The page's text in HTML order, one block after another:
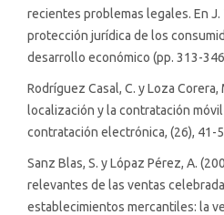
recientes problemas legales. En J.
protección jurídica de los
desarrollo económico (pp. 313-
Rodríguez Casal, C. y Loza
localización y la contratación móvil
contratación electrónica, (26), 41-
Sanz Blas, S. y Lópaz Pérez, A.
relevantes de las ventas
establecimientos mercantiles: la